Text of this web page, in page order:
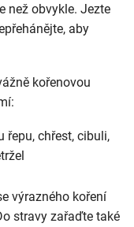
než obvykle. Jezte
aby
kořenovou
řepu, chřest, cibuli,
výrazného koření
stravy zařaďte také